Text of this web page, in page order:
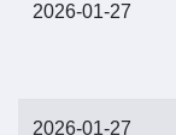
2026-01-27
2026-01-27